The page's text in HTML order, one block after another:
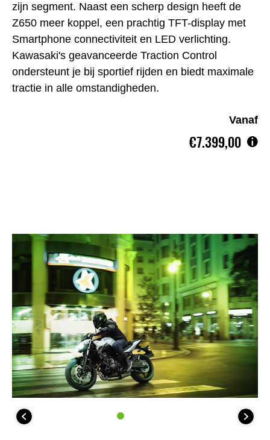
zijn segment. Naast een scherp design heeft de
Z650 meer koppel, een prachtig TFT-display met
Smartphone connectiviteit en LED verlichting.
Kawasaki's geavanceerde Traction Control
ondersteunt je bij sportief rijden en biedt maximale
tractie in alle omstandigheden.
Vanaf
€7.399,00